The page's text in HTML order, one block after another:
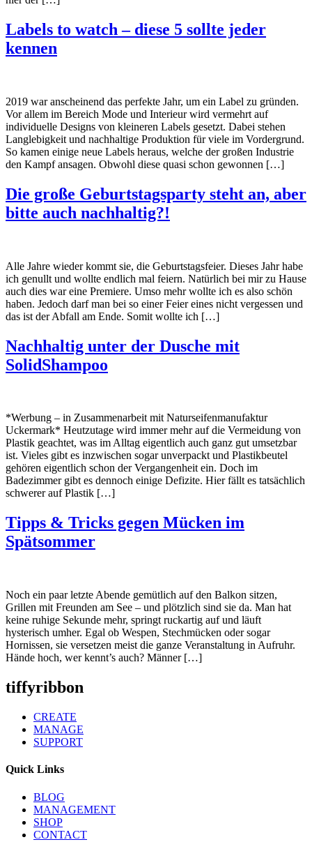
Labels to watch – diese 5 sollte jeder
kennen
2019 war anscheinend das perfekte Jahr, um ein Label zu gründen.
Vor allem im Bereich Mode und Interieur wird vermehrt auf
individuelle Designs von kleineren Labels gesetzt. Dabei stehen
Langlebigkeit und nachhaltige Produktion für viele im Vordergrund.
So kamen einige neue Labels heraus, welche der großen Industrie
den Kampf ansagen. Obwohl diese quasi schon gewonnen […]
Die große Geburtstagsparty steht an, aber
bitte auch nachhaltig?!
Alle Jahre wieder kommt sie, die Geburtstagsfeier. Dieses Jahr habe
ich genullt und wollte endlich mal feiern. Natürlich bei mir zu Hause
auch dies war eine Premiere. Umso mehr wollte ich es also schön
haben. Jedoch darf man bei so einer Feier eines nicht vergessen und
das ist der Abfall am Ende. Somit wollte ich […]
Nachhaltig unter der Dusche mit
SolidShampoo
*Werbung – in Zusammenarbeit mit Naturseifenmanufaktur
Uckermark* Heutzutage wird immer mehr auf die Vermeidung von
Plastik geachtet, was im Alltag eigentlich auch ganz gut umsetzbar
ist. Vieles gibt es inzwischen sogar unverpackt und Plastikbeutel
gehören eigentlich schon der Vergangenheit ein. Doch im
Badezimmer gibt es dennoch einige Defizite. Hier fällt es tatsächlich
schwerer auf Plastik […]
Tipps & Tricks gegen Mücken im
Spätsommer
Noch ein paar letzte Abende gemütlich auf den Balkon sitzen,
Grillen mit Freunden am See – und plötzlich sind sie da. Man hat
keine ruhige Sekunde mehr, springt ruckartig auf und läuft
hysterisch umher. Egal ob Wespen, Stechmücken oder sogar
Hornissen, sie versetzen meist die ganze Veranstaltung in Aufruhr.
Hände hoch, wer kennt’s auch? Männer […]
tiffyribbon
CREATE
MANAGE
SUPPORT
Quick Links
BLOG
MANAGEMENT
SHOP
CONTACT